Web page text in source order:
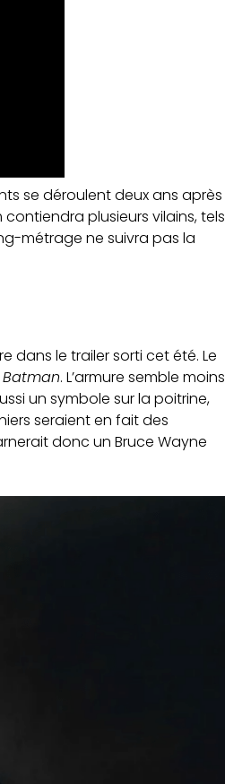
se déroulent deux ans après
plusieurs vilains, tels
métrage ne suivra pas la
dans le trailer sorti cet été. Le
Batman. L’armure semble moins
un symbole sur la poitrine,
seraient en fait des
donc un Bruce Wayne